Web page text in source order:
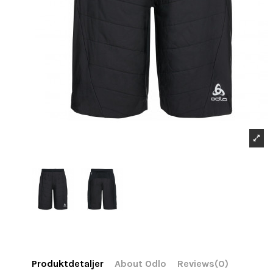
Produktdetaljer About Odlo Reviews(0)